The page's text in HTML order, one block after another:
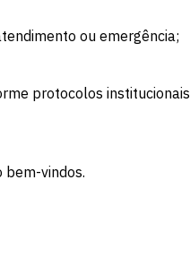
ou emergência;
protocolos institucionais
bem-vindos.